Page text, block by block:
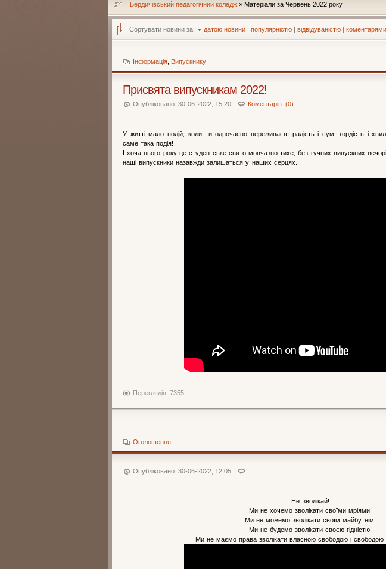
Бердичівський педагогічний коледж » Матеріали за Червень 2022 року
Сортувати новини за: датою новини | популярністю | відвідуваністю | коментарями
Інформація Випускнику
Присвята випускникам 2022!
Опубліковано: 30-06-2022, 15:20 Коментарів: (0)
У житті мало подій, коли ти одночасно переживаєш радість і сум, гордість і
саме така подія!
І хоча цього року це студентське свято мовчазно-тихе, без гучних випускних
наші випускники назавжди залишаться у наших серцях...
Переглядів: 7355
Оголошення
Опубліковано: 30-06-2022, 12:05
Не зволікай!
Ми не хочемо зволікати своїми мріями!
Ми не можемо зволікати своїм майбутнім!
Ми не будемо зволікати своєю гідністю!
Ми не маємо права зволікати власною свободою і свободою